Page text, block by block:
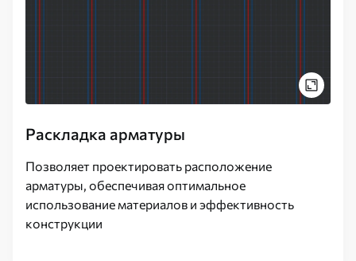
Раскладка арматуры
Позволяет проектировать расположение
арматуры, обеспечивая оптимальное
использование материалов и эффективность
конструкции